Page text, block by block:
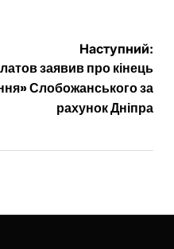
Наступний:
заявив про кінець
Слобожанського за
рахунок Дніпра